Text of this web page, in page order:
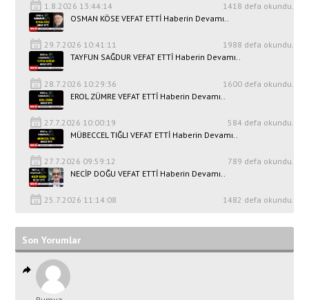
1.8.2026 13:44:14
1418 defa okundu.
OSMAN KÖSE VEFAT ETTİ Haberin Devamı..
29.7.2026 10:41:11
1988 defa okundu.
TAYFUN SAĞDUR VEFAT ETTİ Haberin Devamı..
28.7.2026 10:29:36
1600 defa okundu.
EROL ZÜMRE VEFAT ETTİ Haberin Devamı..
27.7.2026 10:00:19
584 defa okundu.
MÜBECCEL TIĞLI VEFAT ETTİ Haberin Devamı..
27.7.2026 09:59:12
789 defa okundu.
NECİP DOĞU VEFAT ETTİ Haberin Devamı..
25.7.2026 11:14:08 1482 defa okundu.
Son Yorumlar